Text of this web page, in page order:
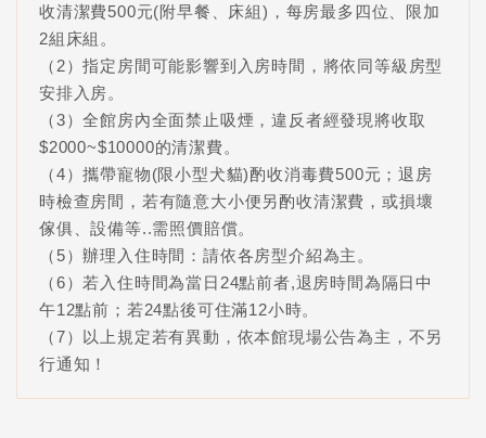
收清潔費500元(附早餐、床組)，每房最多四位、限加
2組床組。
（2）指定房間可能影響到入房時間，將依同等級房型
安排入房。
（3）全館房內全面禁止吸煙，違反者經發現將收取
$2000~$10000的清潔費。
（4）攜帶寵物(限小型犬貓)酌收消毒費500元；退房
時檢查房間，若有隨意大小便另酌收清潔費，或損壞
傢俱、設備等..需照價賠償。
（5）辦理入住時間：請依各房型介紹為主。
（6）若入住時間為當日24點前者,退房時間為隔日中
午12點前；若24點後可住滿12小時。
（7）以上規定若有異動，依本館現場公告為主，不另
行通知！